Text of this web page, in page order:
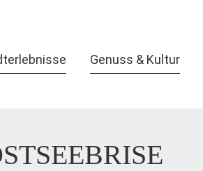
Genuss & Kultur